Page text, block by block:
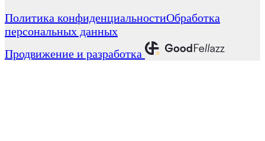
Политика конфиденциальностиОбработка
персональных данных
Продвижение и разработка